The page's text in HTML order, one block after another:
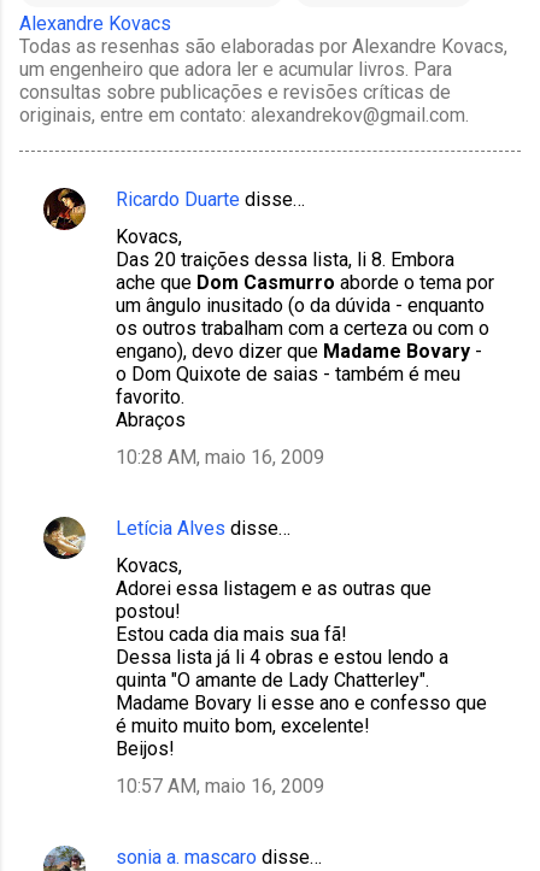
Alexandre Kovacs
Todas as resenhas são elaboradas por Alexandre Kovacs,
um engenheiro que adora ler e acumular livros. Para
consultas sobre publicações e revisões críticas de
originais, entre em contato: alexandrekov@gmail.com.
C
o
s
Ricardo Duarte disse…
Kovacs,
Das 20 traições dessa lista, li 8. Embora
ache que Dom Casmurro aborde o tema por
um ângulo inusitado (o da dúvida - enquanto
os outros trabalham com a certeza ou com o
engano), devo dizer que Madame Bovary -
o Dom Quixote de saias - também é meu
favorito.
Abraços
10:28 AM, maio 16, 2009
Letícia Alves disse…
Kovacs,
Adorei essa listagem e as outras que
postou!
Estou cada dia mais sua fã!
Dessa lista já li 4 obras e estou lendo a
quinta "O amante de Lady Chatterley".
Madame Bovary li esse ano e confesso que
é muito muito bom, excelente!
Beijos!
10:57 AM, maio 16, 2009
sonia a. mascaro disse…